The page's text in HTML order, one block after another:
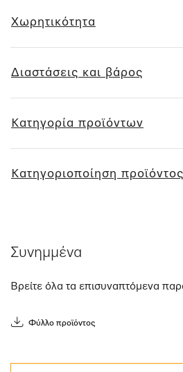
Χωρητικότητα
Διαστάσεις και βάρος
Κατηγορία προϊόντων
Κατηγοριοποίηση προϊόντος
Συνημμένα
Βρείτε όλα τα επισυναπτόμενα
Φύλλο προϊόντος